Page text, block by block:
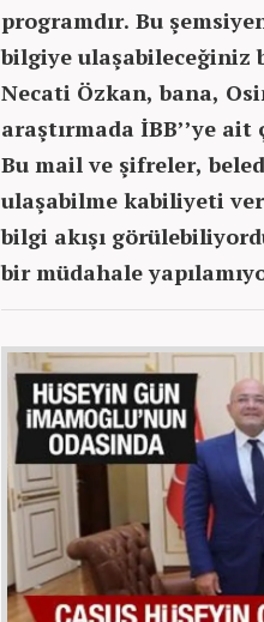
programdır. Bu
bilgiye ulaşabileceğiniz
Necati Özkan, bana,
araştırmada İBB’’ye
Bu mail ve şifreler,
ulaşabilme kabiliyeti
bilgi akışı
bir müdahale